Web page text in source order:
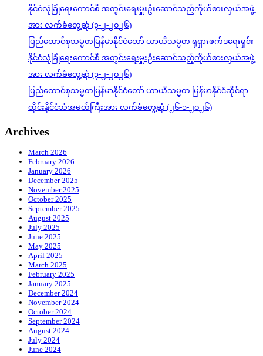
နိုင်ငံလုံခြုံရေးကောင်စီ အတွင်းရေးမှူးဦးဆောင်သည့်ကိုယ်စားလှယ်အဖွဲ့
အား လက်ခံတွေ့ဆုံ (၃-၂-၂၀၂၆)
ပြည်ထောင်စုသမ္မတမြန်မာနိုင်ငံတော် ယာယီသမ္မတ ရုရှားဖက်ဒရေးရှင်း
နိုင်ငံလုံခြုံရေးကောင်စီ အတွင်းရေးမှူးဦးဆောင်သည့်ကိုယ်စားလှယ်အဖွဲ့
အား လက်ခံတွေ့ဆုံ (၃-၂-၂၀၂၆)
ပြည်ထောင်စုသမ္မတမြန်မာနိုင်ငံတော် ယာယီသမ္မတ မြန်မာနိုင်ငံဆိုင်ရာ
ထိုင်းနိုင်ငံသံအမတ်ကြီးအား လက်ခံတွေ့ဆုံ (၂၆-၁-၂၀၂၆)
Archives
March 2026
February 2026
January 2026
December 2025
November 2025
October 2025
September 2025
August 2025
July 2025
June 2025
May 2025
April 2025
March 2025
February 2025
January 2025
December 2024
November 2024
October 2024
September 2024
August 2024
July 2024
June 2024